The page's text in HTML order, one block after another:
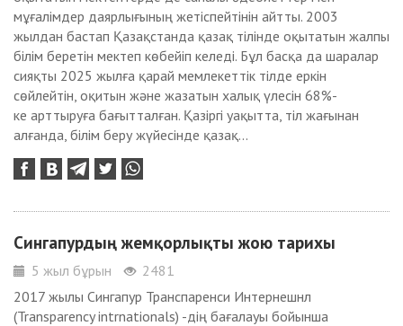
мұғалімдер даярлығының жетіспейтінін айтты. 2003
жылдан бастап Қазақстанда қазақ тілінде оқытатын жалпы
білім беретін мектеп көбейіп келеді. Бұл басқа да шаралар
сияқты 2025 жылға қарай мемлекеттік тілде еркін
сөйлейтін, оқитын және жазатын халық үлесін 68%-
ке арттыруға бағытталған. Қазіргі уақытта, тіл жағынан
алғанда, білім беру жүйесінде қазақ...
Сингапурдың жемқорлықты жою тарихы
5 жыл бұрын
2481
2017 жылы Сингапур Транспаренси Интернешнл
(Transparency intrnationals) -дің бағалауы бойынша